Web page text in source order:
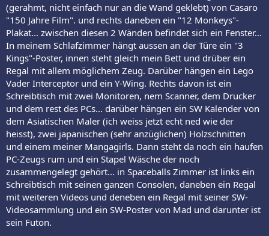
(gerahmt, nicht einfach nur an die Wand geklebt) von Casaro
"150 Jahre Film". und rechts daneben ein "12 Monkeys"-
Plakat... zwischen diesen 2 Wänden befindet sich ein Fenster...
In meinem Schlafzimmer hängt aussen an der Türe ein "3
Kings"-Poster, innen steht gleich mein Bett und drüber ein
Regal mit allem möglichem Zeug. Darüber hängen ein Lego
Vader Interceptor und ein Y-Wing. Rechts davon ist ein
Schreibtisch mit zwei Monitoren, nem Scanner, dem Drucker
und dem rest des PCs... darüber hängen ein SW Kalender von
dem Asiatischen Maler (ich weiss jetzt echt ned wie der
heisst), zwei japanischen (sehr anzüglichen) Holzschnitten
und einem meiner Mangagirls. Dann steht da noch ein haufen
PC-Zeugs rum und ein Stapel Wäsche der noch
zusammengelegt gehört... in Spaceballs Zimmer ist links ein
Schreibtisch mit seinen ganzen Consolen, daneben ein Regal
mit weiteren Videos und deneben ein Regal mit seiner SW-
Videosammlung und ein SW-Poster von Mad und darunter ist
sein Futon.